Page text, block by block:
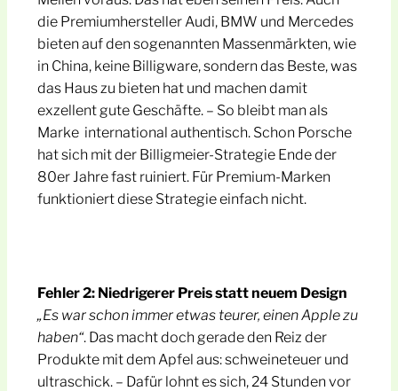
die Premiumhersteller Audi, BMW und Mercedes
bieten auf den sogenannten Massenmärkten, wie
in China, keine Billigware, sondern das Beste, was
das Haus zu bieten hat und machen damit
exzellent gute Geschäfte. – So bleibt man als
Marke international authentisch. Schon Porsche
hat sich mit der Billigmeier-Strategie Ende der
80er Jahre fast ruiniert. Für Premium-Marken
funktioniert diese Strategie einfach nicht.
Fehler 2: Niedrigerer Preis statt neuem Design
„Es war schon immer etwas teurer, einen Apple zu
haben“. Das macht doch gerade den Reiz der
Produkte mit dem Apfel aus: schweineteuer und
ultraschick. – Dafür lohnt es sich, 24 Stunden vor